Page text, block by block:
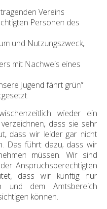
Vereins
Personen des
und Nutzungszweck,
mit Nachweis eines
Jugend fährt grün“
wieder ein
dass sie sehr
dass wir leider gar nicht
Das führt dazu, dass wir
müssen. Wir sind
Anspruchsberechtigten
dass wir künftig nur
und dem Amtsbereich
können.